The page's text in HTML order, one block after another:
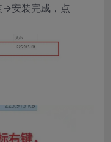
→安装完成，点